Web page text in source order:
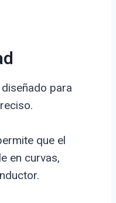
para
que el
en curvas,